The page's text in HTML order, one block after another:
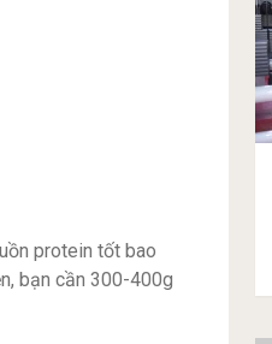
protein tốt bao
bạn cần 300-400g